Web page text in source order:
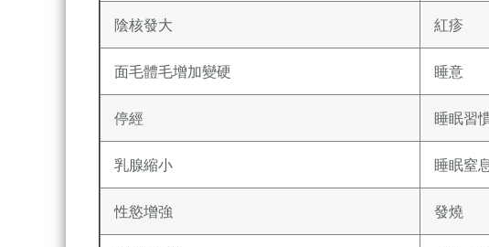
陰核發大 紅疹
面毛體毛增加變硬 睡意
停經 睡眠習
乳腺縮小 睡眠窒
性慾增強 發燒